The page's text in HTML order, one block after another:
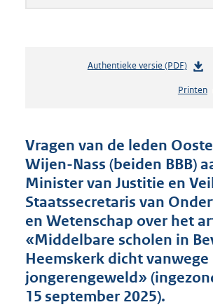
Authentieke versie (PDF)b
s
d
s
g
r
o
t
t
:
Printen
Vragen van de leden
Wijen-Nass (beiden BBB)
Minister van Justitie en
Staatssecretaris van
en Wetenschap over het
«Middelbare scholen in
Heemskerk dicht vanwege
jongerengeweld»
15 september 2025).